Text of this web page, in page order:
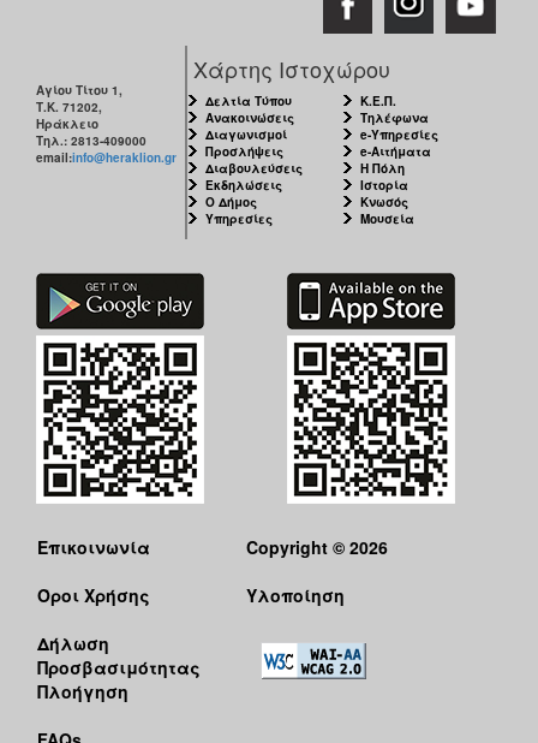
Αγίου Τίτου 1,
Τ.Κ. 71202,
Ηράκλειο
Τηλ.: 2813-409000
email:info@heraklion.gr
Χάρτης Ιστοχώρου
Δελτία Τύπου
Ανακοινώσεις
Διαγωνισμοί
Προσλήψεις
Διαβουλεύσεις
Εκδηλώσεις
Ο Δήμος
Υπηρεσίες
Κ.Ε.Π.
Τηλέφωνα
e-Υπηρεσίες
e-Αιτήματα
Η Πόλη
Ιστορία
Κνωσός
Μουσεία
Επικοινωνία
Όροι Χρήσης
Δήλωση
Προσβασιμότητας
Πλοήγηση
Copyright © 2026
Υλοποίηση